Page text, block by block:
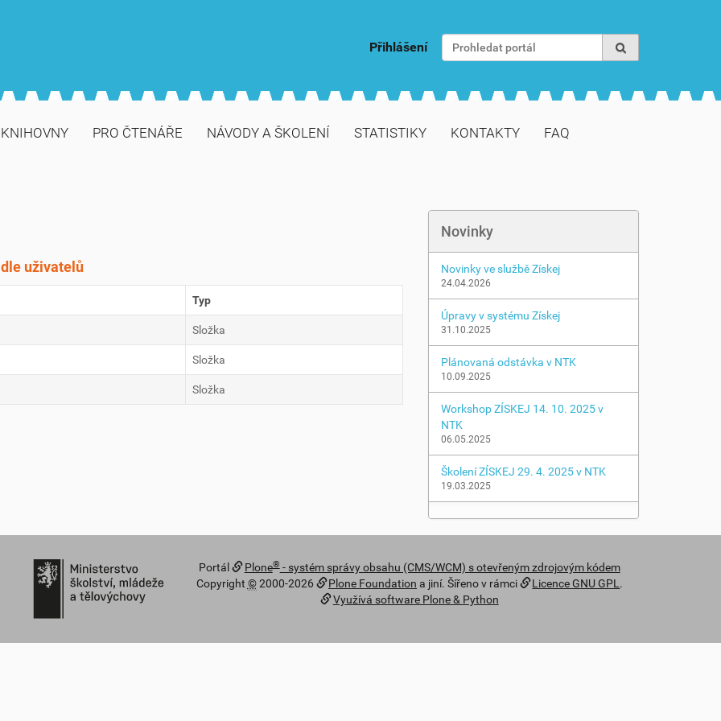
Přihlášení
PRO ČTENÁŘE NÁVODY A ŠKOLENÍ STATISTIKY KONTAKTY FAQ
uživatelů
Typ
Složka
Složka
Složka
Novinky
Novinky ve službě Získej
24.04.2026
Úpravy v systému Získej
31.10.2025
Plánovaná odstávka v NTK
10.09.2025
Workshop ZÍSKEJ 14. 10. 2025 v
NTK
06.05.2025
Školení ZÍSKEJ 29. 4. 2025 v NTK
19.03.2025
Portál Plone®- systém správy obsahu (CMS/WCM) s otevřeným zdrojovým kódem
Copyright ©2000-2026 Plone Foundation a jiní. Šířeno v rámci Licence GNU GPL .
Využívá software Plone & Python